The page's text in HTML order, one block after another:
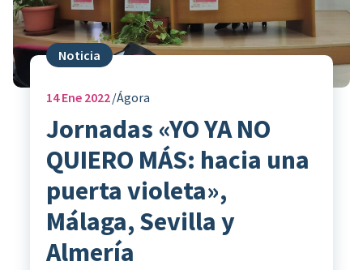
Noticia
14Ene 2022 Ágora
Jornadas «YO YA NO
QUIERO MÁS: hacia una
puerta violeta»,
Málaga, Sevilla y
Almería